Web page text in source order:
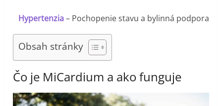
Hypertenzia– Pochopenie stavu a bylinná podpora
Obsah stránky
Čo je MiCardium a ako funguje